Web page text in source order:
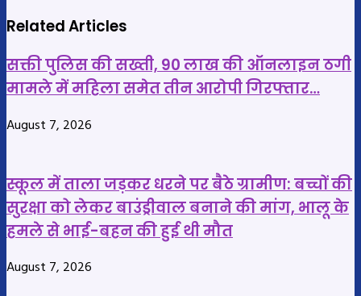
की
पिता
और
पर
पहुंचा
शिक्षकों
और
के
उतारी
Related Articles
सक्ती पुलिस की सख्ती, 90 लाख की ऑनलाइन ठगी
मामले में महिला समेत तीन आरोपी गिरफ्तार…
August 7, 2026
स्कूल में ताला जड़कर धरने पर बैठे ग्रामीण: बच्चों की
सुरक्षा को लेकर बाउंड्रीवाल बनाने की मांग, भालू के
हमले से भाई-बहन की हुई थी मौत
August 7, 2026